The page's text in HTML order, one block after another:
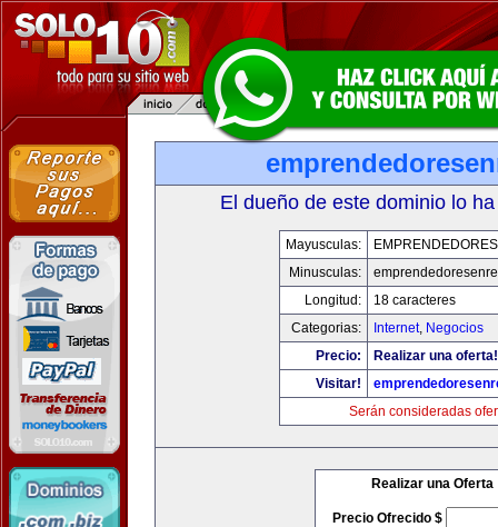
El dueño de este dominio lo
Mayusculas:
Minusculas:
Longitud:
18 caracteres
Categorias:
Internet, Negocios
Precio:
Realizar una oferta!
Visitar!
Serán consideradas
Realizar una Oferta
Precio Ofrecido $